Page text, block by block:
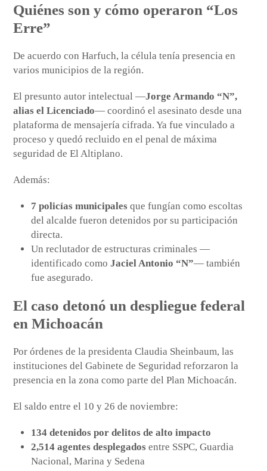
Quiénes son y cómo operaron “Los
Erre”
De acuerdo con Harfuch, la célula tenía presencia en
varios municipios de la región.
El presunto autor intelectual —Jorge Armando “N”,
alias el Licenciado— coordinó el asesinato desde una
plataforma de mensajería cifrada. Ya fue vinculado a
proceso y quedó recluido en el penal de máxima
seguridad de El Altiplano.
Además:
7 policías municipales que fungían como escoltas
del alcalde fueron detenidos por su participación
directa.
Un reclutador de estructuras criminales —
identificado comoJaciel Antonio “N”— también
fue asegurado.
El caso detonó un despliegue federal
en Michoacán
Por órdenes de la presidenta Claudia Sheinbaum, las
instituciones del Gabinete de Seguridad reforzaron la
presencia en la zona como parte del Plan Michoacán.
El saldo entre el 10 y 26 de noviembre:
134 detenidos por delitos de alto impacto
2,514 agentes desplegados entre SSPC, Guardia
Nacional, Marina y Sedena